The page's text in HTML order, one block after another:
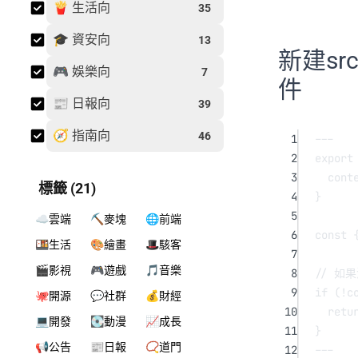
🍟 生活向 35
🎓 資安向 13
🎮 娛樂向 7
📰 日報向 39
🧭 指南向 46
標籤 (21)
☁️雲端 ⛏️麥塊
🌐前端
🍱生活
🎨繪畫
🎩駭客
🎬影視
🎮遊戲
🎵音樂
🐙開源
💬社群
💰財經
💻開發
💽動漫
📈成長
📢公告
📰日報 📿道門
新建
件
1
---
2
export
3
4
}
5
6
const
7
8
// 如果
9
if ( !
10
11
}
12
---